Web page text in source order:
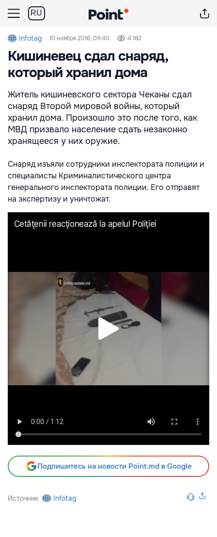
RU
Infotag 10 ноября 2016, 09:40 4 182
Кишиневец сдал снаряд,
который хранил дома
Житель кишиневского сектора Чеканы сдал
снаряд Второй мировой войны, который
хранил дома. Произошло это после того, как
МВД призвало население сдать незаконно
хранящееся у них оружие.
Снаряд изъяли сотрудники инспектората полиции и
специалисты Криминалистического центра
генерального инспектората полиции. Его отправят
на экспертизу и уничтожат.
Подпишитесь на новости Point.md в Google
Источник Infotag